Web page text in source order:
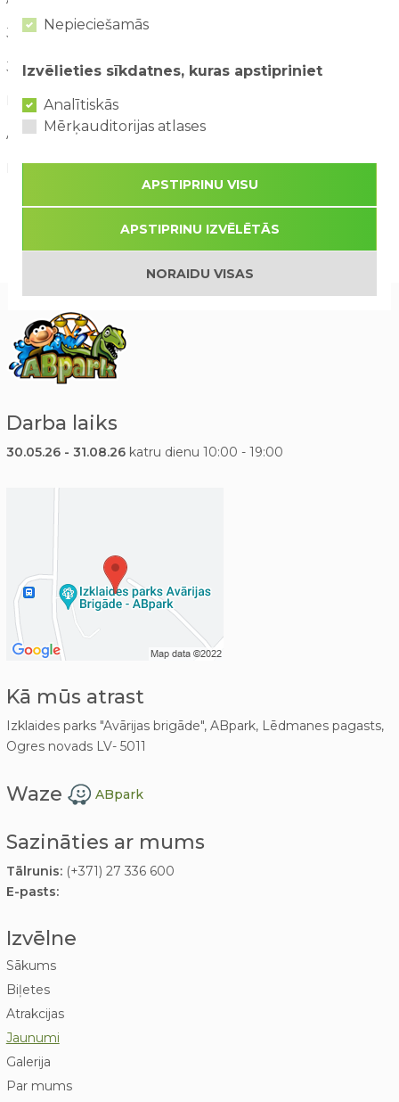
July / 2026
June / 2026
May / 2026
April / 2026
March / 2026
Darba laiks
30.05.26 - 31.08.26 katru dienu 10:00 - 19:00
Kā mūs atrast
Izklaides parks "Avārijas brigāde", ABpark, Lēdmanes pagasts,
Ogres novads LV- 5011
Waze ABpark
Sazināties ar mums
Tālrunis:(+371) 27 336 600
E-pasts:
Izvēlne
Sākums
Biļetes
Atrakcijas
Jaunumi
Galerija
Par mums
Nepieciešamās
Izvēlieties sīkdatnes, kuras apstipriniet
Analītiskās
Mērķauditorijas atlases
APSTIPRINU VISU
APSTIPRINU IZVĒLĒTĀS
NORAIDU VISAS